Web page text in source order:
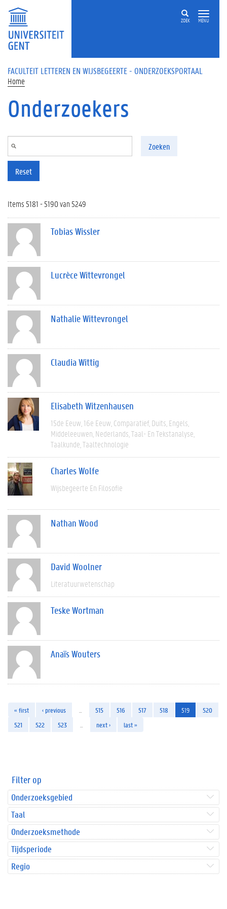
Overslaan en naar de inhoud gaan
ZOEK MENU
FACULTEIT LETTEREN EN WIJSBEGEERTE - ONDERZOEKSPORTAAL
Home
Onderzoekers
Zoeken
Reset
Items 5181 - 5190 van 5249
Tobias Wissler
Lucrèce Wittevrongel
Nathalie Wittevrongel
Claudia Wittig
Elisabeth Witzenhausen
15de Eeuw 16e Eeuw Comparatief Duits Engels
Middeleeuwen Nederlands Taal- En Tekstanalyse
Taalkunde Taaltechnologie
Charles Wolfe
Wijsbegeerte En Filosofie
Nathan Wood
David Woolner
Literatuurwetenschap
Teske Wortman
Anaïs Wouters
« first ‹ previous 515 516 517 518 519
520
521
522 523 next › last »
Filter op
Onderzoeksgebied
Taal
Onderzoeksmethode
Tijdsperiode
Regio